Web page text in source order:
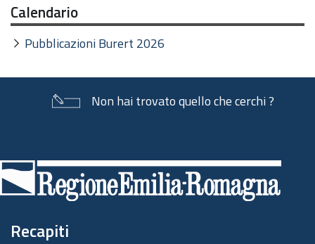
Calendario
Pubblicazioni Burert 2026
Non hai trovato quello che cerchi ?
di
pagina
Recapiti